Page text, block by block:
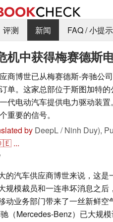
评测 新闻 FAQ / 小提
机中获得梅赛德斯
商博世已从梅赛德斯-奔驰公
单。这家总部位于斯图加特
代电动汽车提供电力驱动装
重要的信号。
by DeepL / Ninh Duy),
...
的汽车供应商博世来说，这是
规模裁员和一连串坏消息之后
动业务部门带来了一丝新鲜空
（Mercedes-Benz）已大规